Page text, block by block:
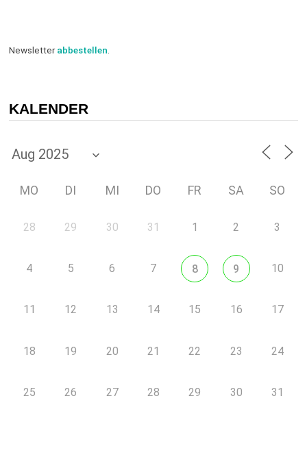
Newsletterabbestellen.
KALENDER
MO DI MI DO FR SA SO
28 29 30 31 1 2 3
4 5 6 7 8 9 10
11 12 13 14 15 16 17
18 19 20 21 22 23 24
25 26 27 28 29 30 31